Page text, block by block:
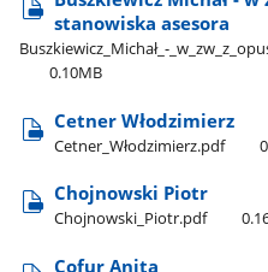
stanowiska asesora
Buszkiewicz​_Michał​_-​
0.10MB
Cetner Włodzimierz
Cetner​_Włodzimierz.pdf
Chojnowski Piotr
Chojnowski​_Piotr.pdf
Cofur Anita